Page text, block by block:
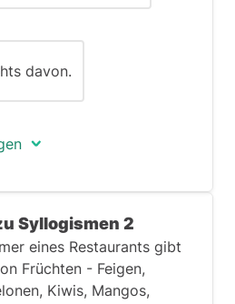
davon.
dieser Frage ist, dass
ist. Das bedeutet,
Syllogismen 2
eines Restaurants gibt
Früchten - Feigen,
Kiwis, Mangos,